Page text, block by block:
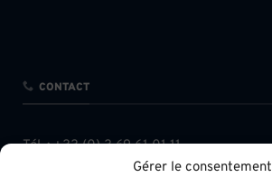
Gérer le consentement
CONTACT
Tél. :+33 (0) 3 69 61 01 11
Fax : +33 (0) 3 68 38 10 06